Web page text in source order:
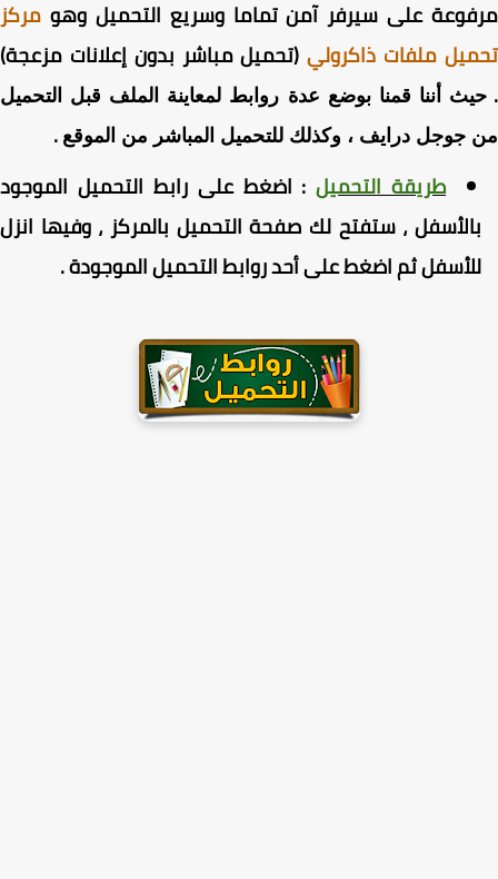
على سيرفر آمن تماما وسريع التحميل وهومركز
ملفات ذاكرولي(تحميل مباشر بدون إعلانات مزعجة)
أننا قمنا بوضع عدة روابط لمعاينة الملف قبل التحميل
جوجل درايف ، وكذلك للتحميل المباشر من الموقع.
طريقة التحميل: اضغطعلى رابط التحميل الموجود
، ستفتح لك صفحة التحميل بالمركز ، وفيها انزل
ثم اضغط على أحد روابط التحميل الموجودة.